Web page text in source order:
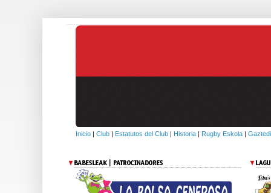
Inicio | Club | Estatutos del Club | Historia | Rugby Eskola |